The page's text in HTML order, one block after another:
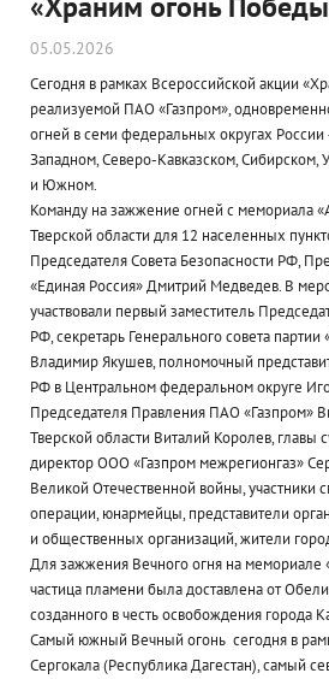
05.05.2026
Сегодня в рамках Всероссийской акции
реализуемой ПАО «Газпром»,
огней в семи федеральных округах
Западном, Северо-Кавказском, Сибирском,
и Южном.
Команду на зажжение огней с мемориала
Тверской области для 12 населенных
Председателя Совета Безопасности РФ,
«Единая Россия» Дмитрий Медведев. В
участвовали первый заместитель
РФ, секретарь Генерального совета партии
Владимир Якушев, полномочный
РФ в Центральном федеральном округе
Председателя Правления ПАО «Газпром»
Тверской области Виталий Королев, главы
директор ООО «Газпром межрегионгаз»
Великой Отечественной войны, участники
операции, юнармейцы, представители
и общественных организаций, жители
Для зажжения Вечного огня на мемориале
частица пламени была доставлена от
созданного в честь освобождения города
Самый южный Вечный огонь сегодня в
Сергокала (Республика Дагестан), самый